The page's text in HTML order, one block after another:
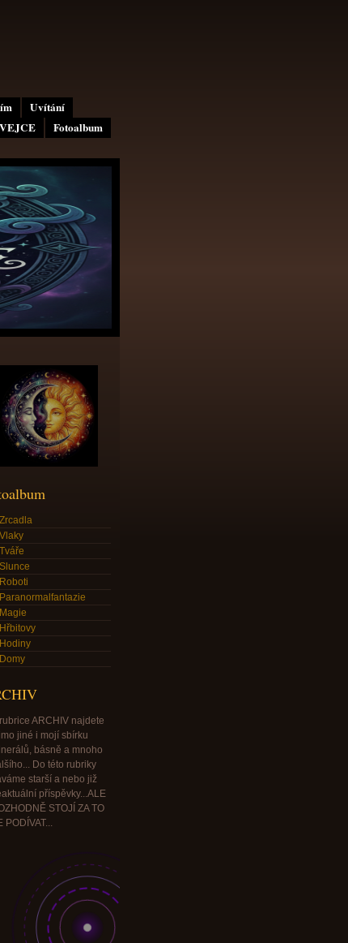
Uvítání
Fotoalbum
Zrcadla
Vlaky
Tváře
Slunce
Roboti
Paranormalfantazie
Magie
Hřbitovy
Hodiny
Domy
ARCHIV najdete
jiné i mojí sbírku
básně a mnoho
Do této rubriky
starší a nebo již
příspěvky...ALE
STOJÍ ZA TO
PODÍVAT...